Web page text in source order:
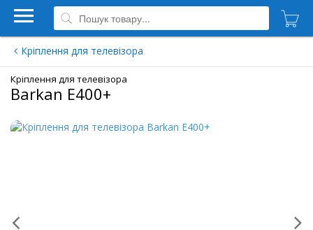
Кріплення для телевізора
Кріплення для телевізора
Barkan E400+